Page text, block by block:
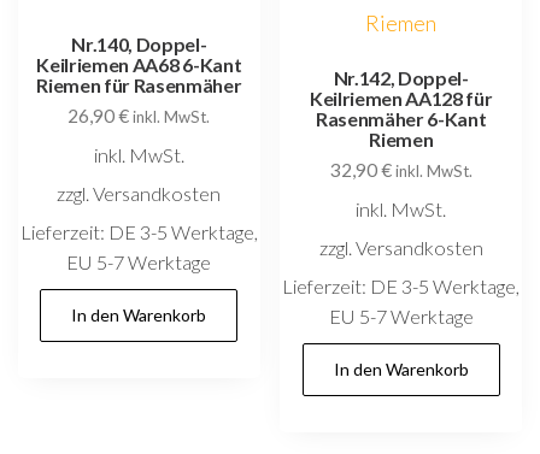
Nr.140, Doppel-
Keilriemen AA68 6-Kant
Riemen für Rasenmäher
26,90€ inkl. MwSt.
inkl. MwSt.
zzgl. Versandkosten
Lieferzeit: DE 3-5 Werktage,
EU 5-7 Werktage
In den Warenkorb
Nr.142, Doppel-
Keilriemen AA128 für
Rasenmäher 6-Kant
Riemen
32,90€ inkl. MwSt.
inkl. MwSt.
zzgl. Versandkosten
Lieferzeit: DE 3-5 Werktage,
EU 5-7 Werktage
In den Warenkorb